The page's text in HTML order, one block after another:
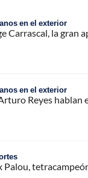
en el exterior
Carrascal, la gran
en el exterior
Reyes hablan
Palou,